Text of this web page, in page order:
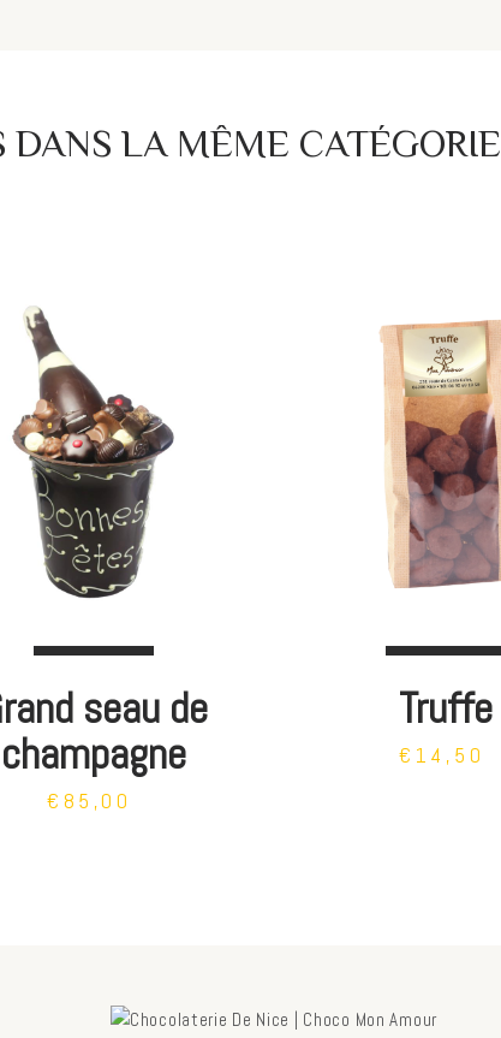
DANS LA MÊME CATÉGORIE
seau de
champagne
€85,00
Truffe
€14,50